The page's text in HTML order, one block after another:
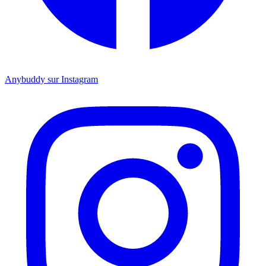
Anybuddy sur Instagram